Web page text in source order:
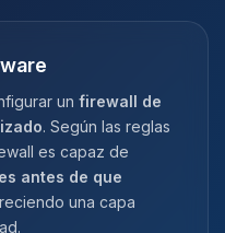
un firewall de
. Según las reglas
es capaz de
antes de que
una capa